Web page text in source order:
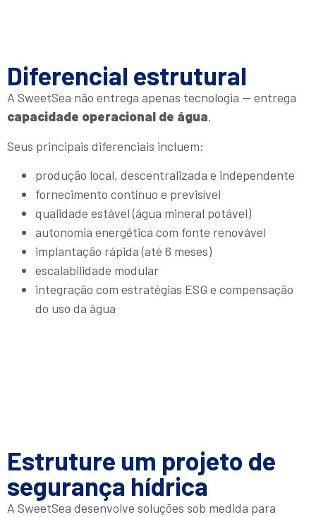
A SweetSea não entrega apenas tecnologia — entrega
capacidade operacional de água.
Seus principais diferenciais incluem:
produção local, descentralizada e independente
fornecimento contínuo e previsível
qualidade estável (água mineral potável)
autonomia energética com fonte renovável
implantação rápida (até 6 meses)
escalabilidade modular
integração com estratégias ESG e compensação
do uso da água
Diferencial estrutural
A SweetSea desenvolve soluções sob medida para
Estruture um projeto de
segurança hídrica